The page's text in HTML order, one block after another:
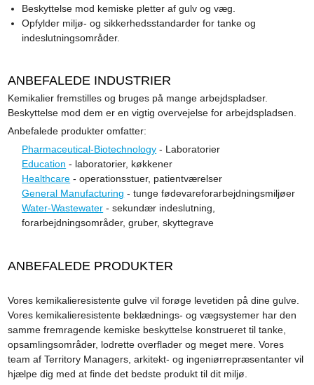
Beskyttelse mod kemiske pletter af gulv og væg.
Opfylder miljø- og sikkerhedsstandarder for tanke og
indeslutningsområder.
ANBEFALEDE INDUSTRIER
Kemikalier fremstilles og bruges på mange arbejdspladser.
Beskyttelse mod dem er en vigtig overvejelse for arbejdspladsen.
Anbefalede produkter omfatter:
Pharmaceutical-Biotechnology - Laboratorier
Education - laboratorier, køkkener
Healthcare - operationsstuer, patientværelser
General Manufacturing - tunge fødevareforarbejdningsmiljøer
Water-Wastewater - sekundær indeslutning,
forarbejdningsområder, gruber, skyttegrave
ANBEFALEDE PRODUKTER
Vores kemikalieresistente gulve vil forøge levetiden på dine gulve.
Vores kemikalieresistente beklædnings- og vægsystemer har den
samme fremragende kemiske beskyttelse konstrueret til tanke,
opsamlingsområder, lodrette overflader og meget mere. Vores
team af Territory Managers, arkitekt- og ingeniørrepræsentanter vil
hjælpe dig med at finde det bedste produkt til dit miljø.